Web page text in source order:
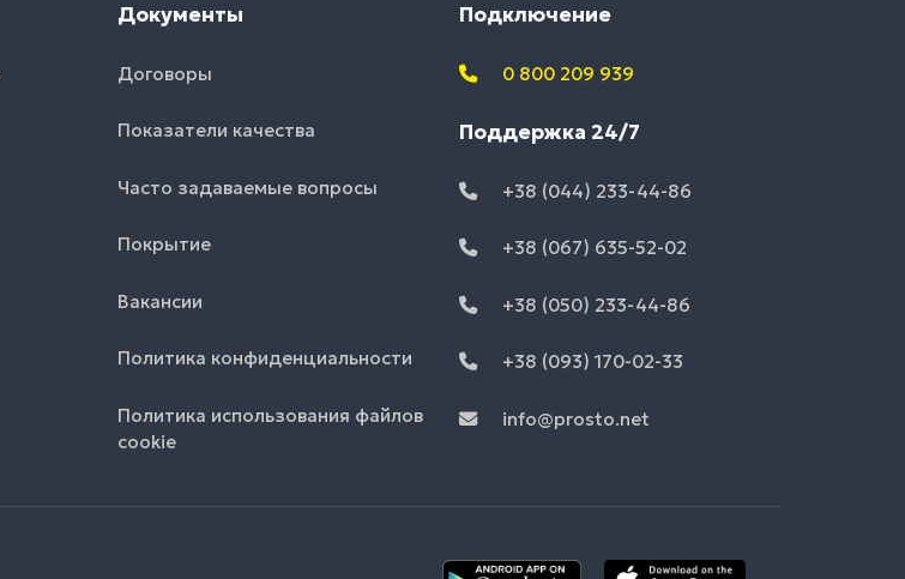
Документы
Договоры
Показатели качества
Часто задаваемые вопросы
Покрытие
Вакансии
Политика конфиденциальности
Политика использования файлов
cookie
Подключение
0 800 209 939
Поддержка 24/7
+38 (044) 233-44-86
+38 (067) 635-52-02
+38 (050) 233-44-86
+38 (093) 170-02-33
info@prosto.net